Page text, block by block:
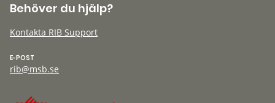
Behöver du hjälp?
Kontakta RIB Support
E-POST
rib@msb.se